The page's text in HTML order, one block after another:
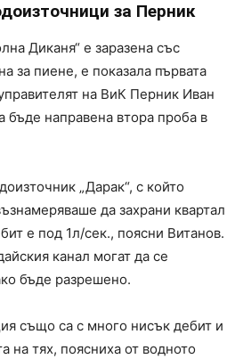
за Перник
Диканя“ е заразена със
за пиене, е показала първата
на ВиК Перник Иван
бъде направена втора проба в
„Дарак“, с който
да захрани квартал
е под 1л/сек., поясни Витанов.
канал могат да се
бъде разрешено.
също са с много нисък дебит и
на тях, поясниха от водното